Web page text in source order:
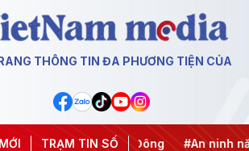
THÔNG TIN ĐA PHƯƠNG TIỆN CỦA
TRẠM TIN SỐ
thẳng Trung Đông #An ninh năng